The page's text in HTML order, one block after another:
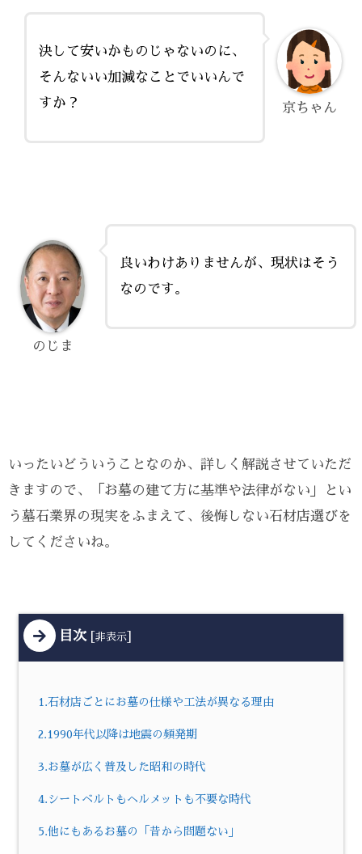
決して安いかものじゃないのに、
そんないい加減なことでいいんで
すか？
京ちゃん
良いわけありませんが、現状はそう
なのです。
のじま
いったいどういうことなのか、詳しく解説させていただ
きますので、「お墓の建て方に基準や法律がない」とい
う墓石業界の現実をふまえて、後悔しない石材店選びを
してくださいね。
目次 非表示
1.石材店ごとにお墓の仕様や工法が異なる理由
2.1990年代以降は地震の頻発期
3.お墓が広く普及した昭和の時代
4.シートベルトもヘルメットも不要な時代
5.他にもあるお墓の「昔から問題ない」